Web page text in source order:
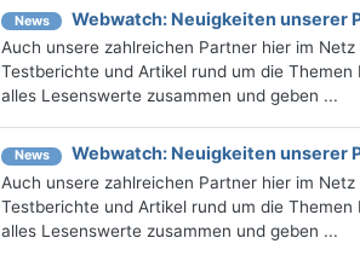
News Webwatch: Neuigkeiten unserer
Auch unsere zahlreichen Partner hier im
Testberichte und Artikel rund um die
alles Lesenswerte zusammen und geben ...
News Webwatch: Neuigkeiten unserer
Auch unsere zahlreichen Partner hier im
Testberichte und Artikel rund um die
alles Lesenswerte zusammen und geben ...